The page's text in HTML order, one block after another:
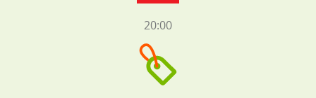
20:00